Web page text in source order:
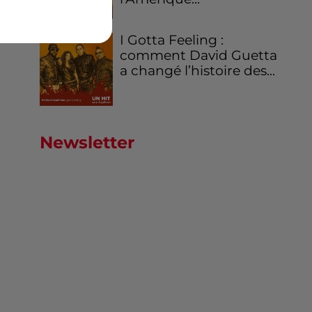
I Gotta Feeling :
comment David Guetta
a changé l’histoire des...
Newsletter